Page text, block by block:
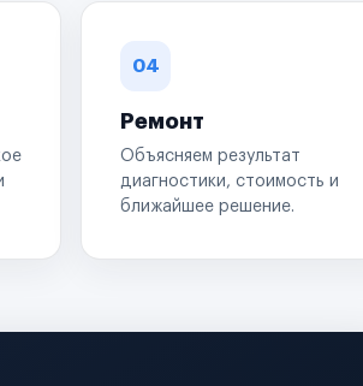
04
Ремонт
Объясняем результат
диагностики, стоимость и
ближайшее решение.